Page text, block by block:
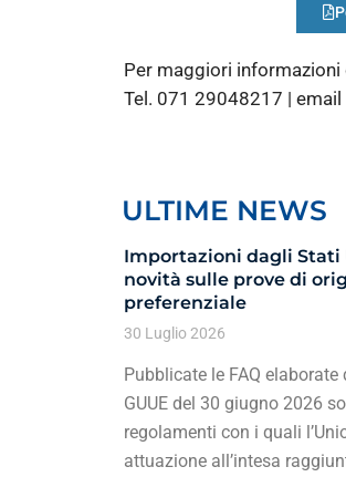
Per maggiori
Tel. 071 29048217 | email
ULTIME NEWS
Importazioni dagli Stati
novità sulle prove di
preferenziale
30 Luglio 2026
Pubblicate le FAQ elaborate
GUUE del 30 giugno 2026
regolamenti con i quali
attuazione all’intesa